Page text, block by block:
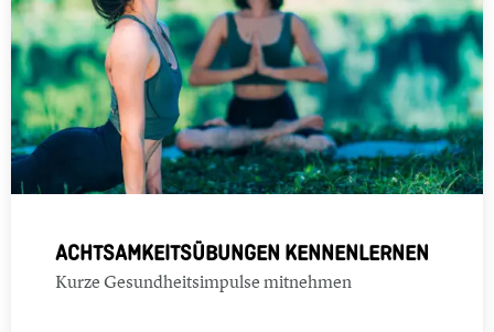
ACHTSAMKEITSÜBUNGEN KENNENLERNEN
Kurze Gesundheitsimpulse mitnehmen